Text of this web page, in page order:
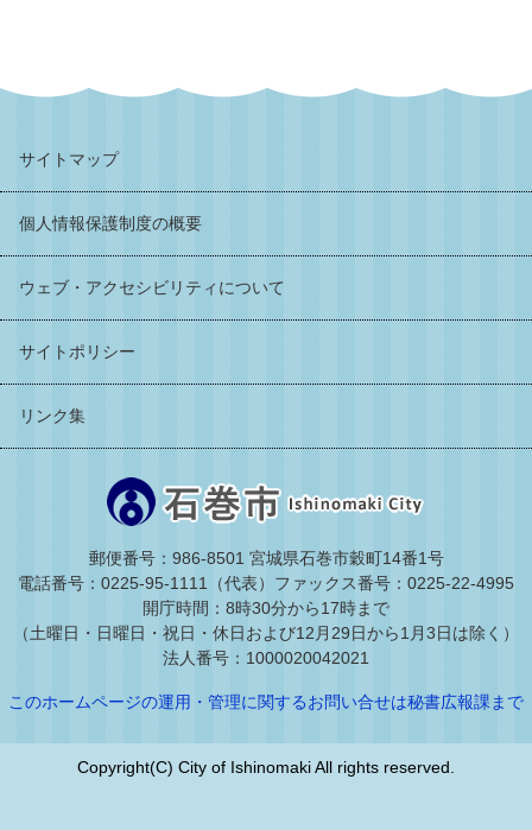
サイトマップ
個人情報保護制度の概要
ウェブ・アクセシビリティについて
サイトポリシー
リンク集
郵便番号：986-8501 宮城県石巻市穀町14番1号
電話番号：0225-95-1111（代表） ファックス番号：0225-22-4995
開庁時間：8時30分から17時まで
（土曜日・日曜日・祝日・休日および12月29日から1月3日は除く）
法人番号：1000020042021
このホームページの運用・管理に関するお問い合せは秘書広報課まで
Copyright(C) City of Ishinomaki All rights reserved.